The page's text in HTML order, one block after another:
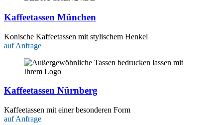
Kaffeetassen München
Konische Kaffeetassen mit stylischem Henkel
auf Anfrage
Kaffeetassen Nürnberg
Kaffeetassen mit einer besonderen Form
auf Anfrage